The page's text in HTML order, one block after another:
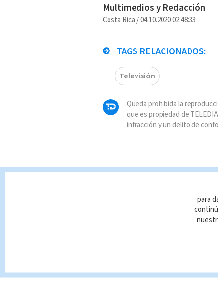
Multimedios y Redacción
Costa Rica /04.10.2020 02:48:33
TAGS RELACIONADOS:
Televisión
Queda prohibida la
que es propiedad de
infracción y un delito de
para